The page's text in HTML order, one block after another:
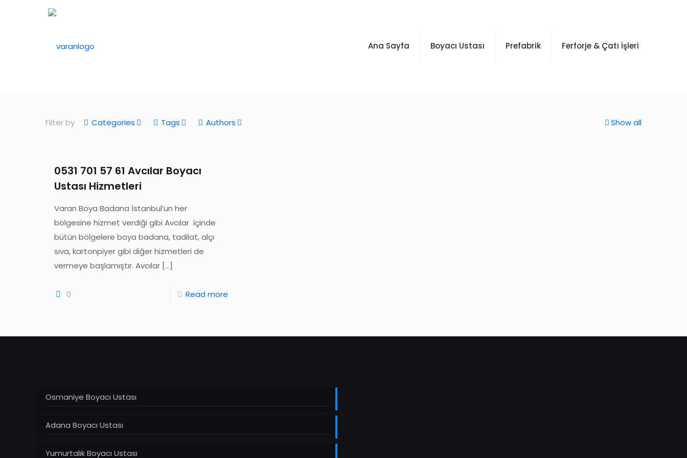
Ana Sayfa Boyacı Ustası Prefabrik Ferforje & Çatı İşleri
Filter by Categories Tags Authors Show all
0531 701 57 61 Avcılar Boyacı
Ustası Hizmetleri
Varan Boya Badana İstanbul’un her
bölgesine hizmet verdiği gibi Avcılar içinde
bütün bölgelere boya badana, tadilat, alçı
sıva, kartonpiyer gibi diğer hizmetleri de
vermeye başlamıştır. Avcılar[…]
0 Read more
Osmaniye Boyacı Ustası
Adana Boyacı Ustası
Yumurtalık Boyacı Ustası